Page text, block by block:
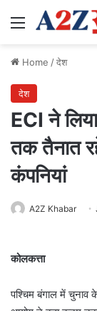
Menu
Home /देश
देश
ECI ने
तक तैनात
कंपनियां
A2Z Khabar
कोलकत्ता
पश्चिम बंगाल में चुनाव